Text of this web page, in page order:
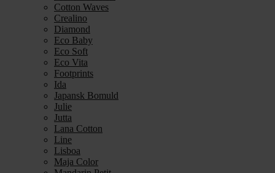
Cotton Waves
Crealino
Diamond
Eco Baby
Eco Soft
Eco Vita
Footprints
Ida
Japansk Bomuld
Julie
Jutta
Lana Cotton
Line
Lisboa
Maja Color